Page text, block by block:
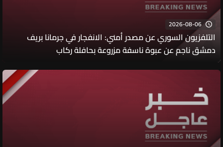
2026-08-06
التلفزيون السوري عن مصدر أمني: الانفجار في جرمانا بريف
دمشق ناجم عن عبوة ناسفة مزروعة بحافلة ركاب